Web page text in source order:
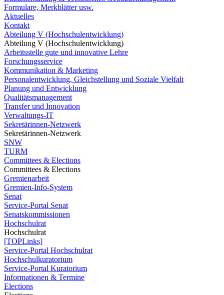
Formulare, Merkblätter usw.
Aktuelles
Kontakt
Abteilung V (Hochschulentwicklung)
Abteilung V (Hochschulentwicklung)
Arbeitsstelle gute und innovative Lehre
Forschungsservice
Kommunikation & Marketing
Personalentwicklung, Gleichstellung und Soziale Vielfalt
Planung und Entwicklung
Qualitätsmanagement
Transfer und Innovation
Verwaltungs-IT
Sekretärinnen-Netzwerk
Sekretärinnen-Netzwerk
SNW
TURM
Committees & Elections
Committees & Elections
Gremienarbeit
Gremien-Info-System
Senat
Service-Portal Senat
Senatskommissionen
Hochschulrat
Hochschulrat
[TOPLinks]
Service-Portal Hochschulrat
Hochschulkuratorium
Service-Portal Kuratorium
Informationen & Termine
Elections